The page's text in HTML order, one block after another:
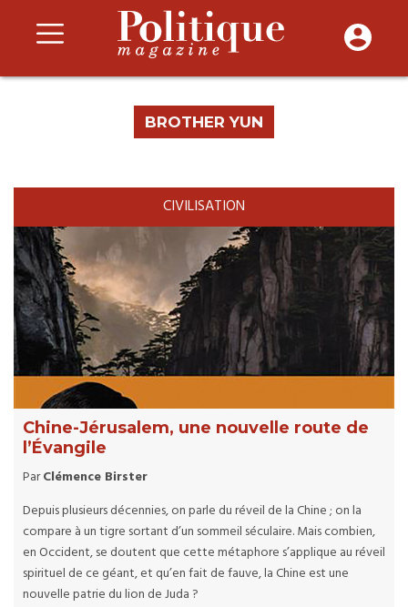
BROTHER YUN
CIVILISATION
Chine-Jérusalem, une nouvelle route de
l’Évangile
ParClémence Birster
Depuis plusieurs décennies, on parle du réveil de la Chine ; on la
compare à un tigre sortant d’un sommeil séculaire. Mais combien,
en Occident, se doutent que cette métaphore s’applique au réveil
spirituel de ce géant, et qu’en fait de fauve, la Chine est une
nouvelle patrie du lion de Juda ?